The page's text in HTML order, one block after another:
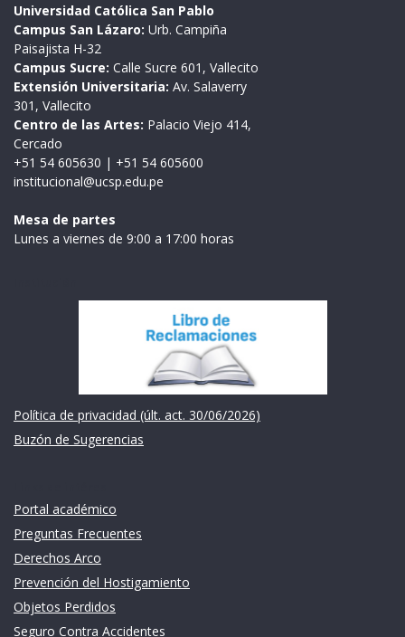
Universidad Católica San Pablo
Campus San Lázaro: Urb. Campiña
Paisajista H-32
Campus Sucre: Calle Sucre 601, Vallecito
Extensión Universitaria: Av. Salaverry
301, Vallecito
Centro de las Artes: Palacio Viejo 414,
Cercado
+51 54 605630 | +51 54 605600
institucional@ucsp.edu.pe
Mesa de partes
Lunes a viernes de 9:00 a 17:00 horas
Política de privacidad (últ. act. 30/06/2026)
Buzón de Sugerencias
Portal académico
Preguntas Frecuentes
Derechos Arco
Prevención del Hostigamiento
Objetos Perdidos
Seguro Contra Accidentes